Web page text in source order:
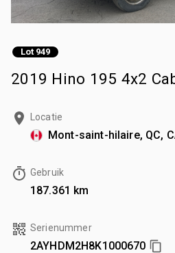
Lot 949
2019 Hino 195 4x2
Locatie
Mont-saint-hilaire, QC,
Gebruik
187.361 km
Serienummer
2AYHDM2H8K1000670